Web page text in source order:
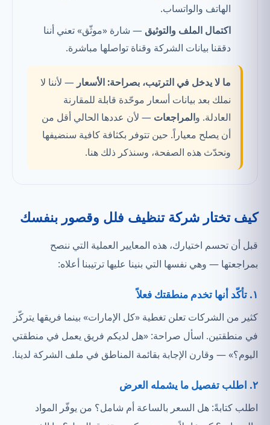
الهاتف والواتساب.
اكتمال الملف والتوثيق — شارة «موثّق» تعني أننا
دققنا بيانات الشركة وقناة تواصلها مباشرة.
ما لا يدخل في الترتيب، بصراحة: الأسعار — لأننا لا
نملك بعد بيانات أسعار موحّدة قابلة للمقارنة
العادلة. والمراجعات — لأن عددها الحالي أقل من
أن يصلح معياراً. حين تتوفر بكثافة كافية سنضيفها
ونحدّث هذه الصفحة، وسنذكر ذلك هنا.
كيف تختار شركة تنظيف فلل وقصور بنفسك
قبل أن تحسم اختيارك، هذه المعايير العملية التي ننصح
بمراجعتها — وهي نفسها التي بنينا عليها ترتيبنا أعلاه:
١. تأكّد أنها تخدم منطقتك فعلاً
كثير من الشركات تعلن تغطية «كل الإمارات» بينما فريقها يتركّز
في منطقتين. اسأل صراحة: «هل لديكم فريق يعمل في منطقتي
اليوم؟» — وقارن الإجابة بقائمة المناطق في ملف الشركة لدينا.
٢. اطلب تفصيل ما يشمله العرض
اطلب كتابةً: هل السعر بالساعة أم شامل؟ من يوفّر المواد